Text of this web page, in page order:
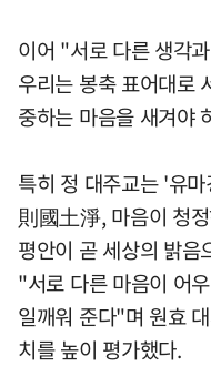
이어 "서로 다른 생각
우리는 봉축 표어대로
중하는 마음을 새겨야
특히 정 대주교는 '유
則國土淨, 마음이 청
평안이 곧 세상의 밝음
"서로 다른 마음이 어
일깨워 준다"며 원효
치를 높이 평가했다.